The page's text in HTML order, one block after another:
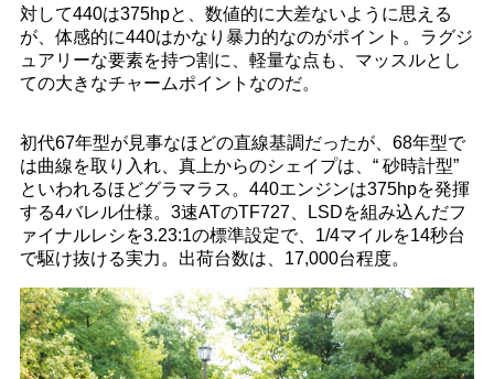
対して440は375hpと、数値的に大差ないように思える
が、体感的に440はかなり暴力的なのがポイント。ラグジ
ュアリーな要素を持つ割に、軽量な点も、マッスルとし
ての大きなチャームポイントなのだ。
初代67年型が見事なほどの直線基調だったが、68年型で
は曲線を取り入れ、真上からのシェイプは、“ 砂時計型”
といわれるほどグラマラス。440エンジンは375hpを発揮
する4バレル仕様。3速ATのTF727、LSDを組み込んだフ
ァイナルレシを3.23:1の標準設定で、1/4マイルを14秒台
で駆け抜ける実力。出荷台数は、17,000台程度。